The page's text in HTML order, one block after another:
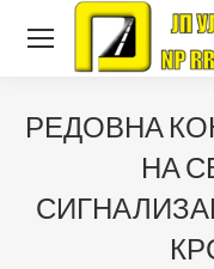
РЕДОВНА
НА